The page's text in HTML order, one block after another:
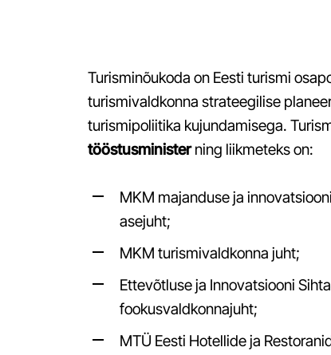
Kasulikud viited ja juhised
Turismiinfo haldamine Puhkaeestis.ee veebilehel
Turismiseadus
Majutusteenuse osutamise nõuded
Kvaliteedimärgised Eesti turismis
Green Key
Keskkonnajuhtimise juhend Green Key süsteemi
Turisminõukoda on Eesti turismi
turismivaldkonna strateegilise
turismipoliitika kujundamisega.
tööstusministerning liikmeteks on:
MKM majanduse ja
asejuht;
MKM turismivaldkonna juht;
Ettevõtluse ja Innovatsiooni
fookusvaldkonnajuht;
MTÜ Eesti Hotellide ja